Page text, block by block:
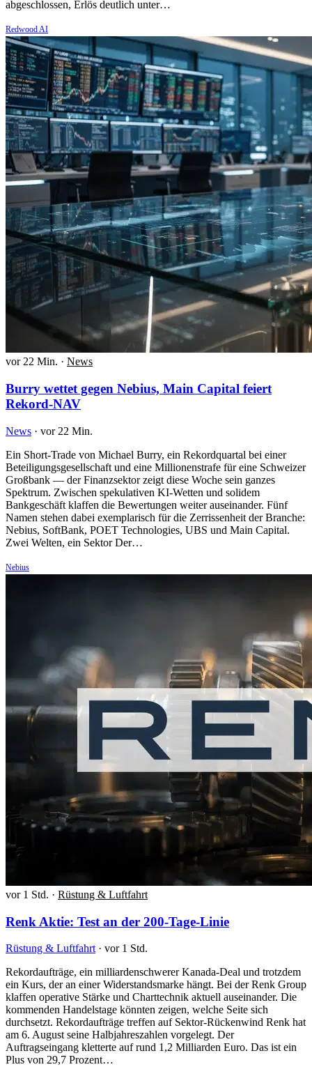
abgeschlossen, Erlös deutlich unter…
Redwood AI
vor 22 Min. · News
Burry wettet gegen Nebius, Main Capital feiert
Rekord-NAV
News · vor 22 Min.
Ein Short-Trade von Michael Burry, ein Rekordquartal bei einer
Beteiligungsgesellschaft und eine Millionenstrafe für eine Schweizer
Großbank — der Finanzsektor zeigt diese Woche sein ganzes
Spektrum. Zwischen spekulativen KI-Wetten und solidem
Bankgeschäft klaffen die Bewertungen weiter auseinander. Fünf
Namen stehen dabei exemplarisch für die Zerrissenheit der Branche:
Nebius, SoftBank, POET Technologies, UBS und Main Capital.
Zwei Welten, ein Sektor Der…
Nebius
vor 1 Std. · Rüstung & Luftfahrt
Renk Aktie: Test an der 200-Tage-Linie
Rüstung & Luftfahrt · vor 1 Std.
Rekordaufträge, ein milliardenschwerer Kanada-Deal und trotzdem
ein Kurs, der an einer Widerstandsmarke hängt. Bei der Renk Group
klaffen operative Stärke und Charttechnik aktuell auseinander. Die
kommenden Handelstage könnten zeigen, welche Seite sich
durchsetzt. Rekordaufträge treffen auf Sektor-Rückenwind Renk hat
am 6. August seine Halbjahreszahlen vorgelegt. Der
Auftragseingang kletterte auf rund 1,2 Milliarden Euro. Das ist ein
Plus von 29,7 Prozent…